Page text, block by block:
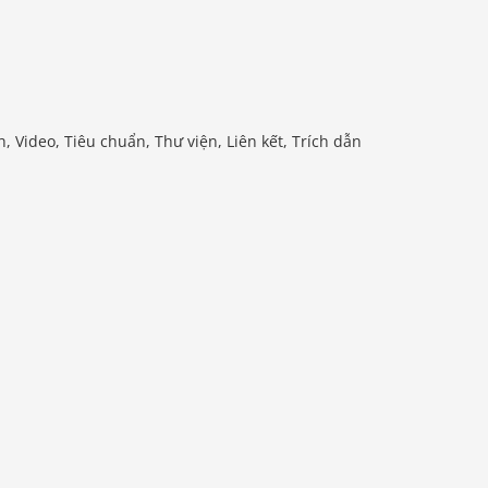
Tiêu chuẩn, Thư viện, Liên kết, Trích dẫn